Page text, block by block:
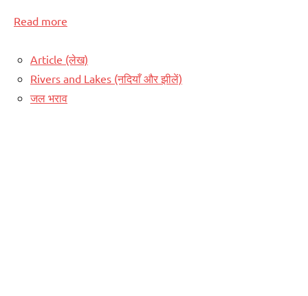
Read more
Article (लेख)
Rivers and Lakes (नदियाँ और झीलें)
जल भराव